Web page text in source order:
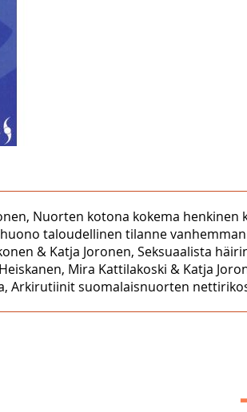
Nuorten kotona kokema
taloudellinen tilanne
& Katja Joronen, Seksuaalista
Mira Kattilakoski & Katja
Arkirutiinit suomalaisnuorten